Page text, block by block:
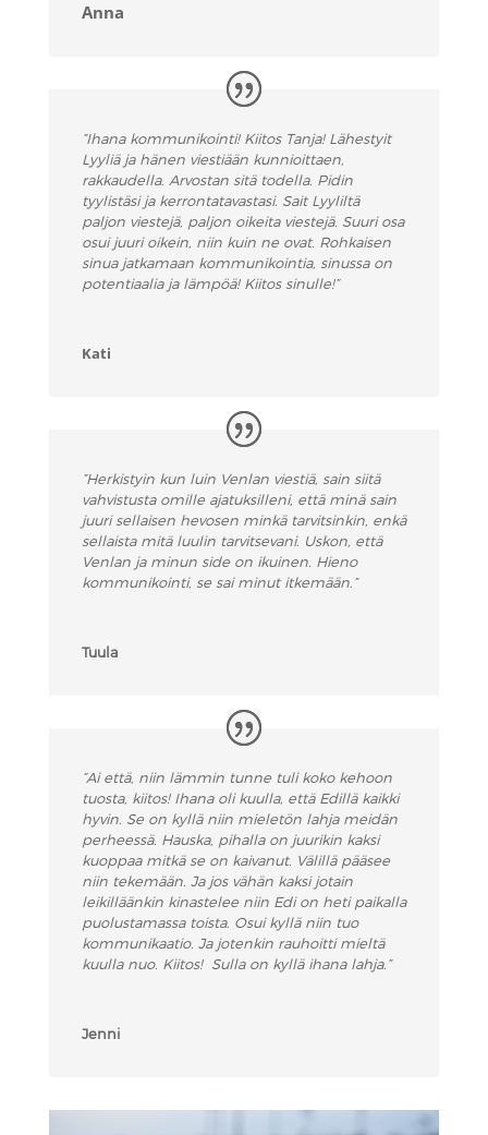
Anna
”Ihana kommunikointi! Kiitos Tanja! Lähestyit
Lyyliä ja hänen viestiään kunnioittaen,
rakkaudella. Arvostan sitä todella. Pidin
tyylistäsi ja kerrontatavastasi. Sait Lyyliltä
paljon viestejä, paljon oikeita viestejä. Suuri osa
osui juuri oikein, niin kuin ne ovat. Rohkaisen
sinua jatkamaan kommunikointia, sinussa on
potentiaalia ja lämpöä! Kiitos sinulle!”
Kati
”Herkistyin kun luin Venlan viestiä, sain siitä
vahvistusta omille ajatuksilleni, että minä sain
juuri sellaisen hevosen minkä tarvitsinkin, enkä
sellaista mitä luulin tarvitsevani. Uskon, että
Venlan ja minun side on ikuinen. Hieno
kommunikointi, se sai minut itkemään.”
Tuula
”Ai että, niin lämmin tunne tuli koko kehoon
tuosta, kiitos! Ihana oli kuulla, että Edillä kaikki
hyvin. Se on kyllä niin mieletön lahja meidän
perheessä. Hauska, pihalla on juurikin kaksi
kuoppaa mitkä se on kaivanut. Välillä pääsee
niin tekemään. Ja jos vähän kaksi jotain
leikilläänkin kinastelee niin Edi on heti paikalla
puolustamassa toista. Osui kyllä niin tuo
kommunikaatio. Ja jotenkin rauhoitti mieltä
kuulla nuo. Kiitos! Sulla on kyllä ihana lahja.”
Jenni